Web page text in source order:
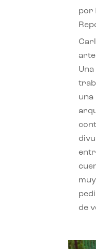
por
una
de